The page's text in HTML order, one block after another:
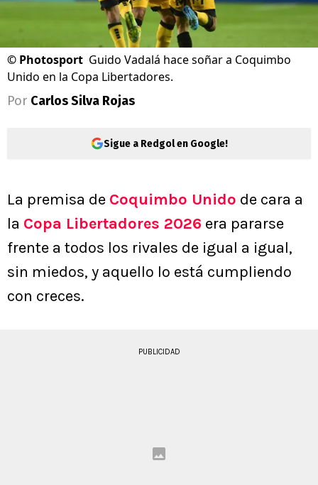
© Photosport Guido Vadalá hace soñar a Coquimbo
Unido en la Copa Libertadores.
Por Carlos Silva Rojas
Sigue a Redgol en Google!
La premisa de Coquimbo Unido de cara a
la Copa Libertadores 2026 era pararse
frente a todos los rivales de igual a igual,
sin miedos, y aquello lo está cumpliendo
con creces.
PUBLICIDAD